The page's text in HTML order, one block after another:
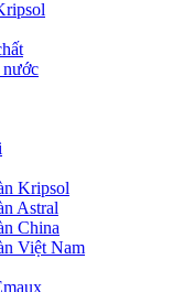
Kripsol
Astral
China
Việt Nam